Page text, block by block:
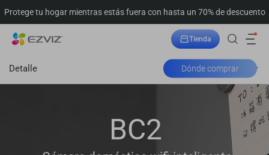
Protege tu hogar mientras estás fuera con hasta un 70% de descuento
Tienda
Detalle Dónde comprar
BC2